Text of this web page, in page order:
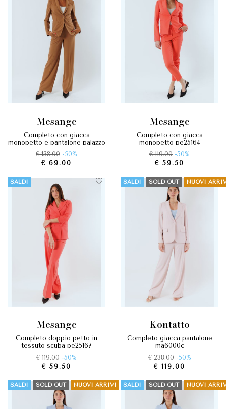
mesange
completo con giacca
monopetto e pantalone palazzo
ai25686
€ 138.00 -50%
€ 69.00
mesange
completo con giacca
monopetto pe25164
€ 119.00 -50%
€ 59.50
SALDI
mesange
completo doppio petto in
tessuto scuba pe25167
€ 119.00 -50%
€ 59.50
SALDI SOLD OUT NUOVI
kontatto
completo giacca pantalone
ma6000c
€ 238.00 -50%
€ 119.00
SALDI SOLD OUT NUOVI ARRIVI SALDI SOLD OUT NUOVI